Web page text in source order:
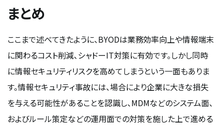
まとめ
ここまで述べてきたように、BYODは業務効率向上や情報端末
に関わるコスト削減、シャドーIT対策に有効です。しかし同時
に情報セキュリティリスクを高めてしまうという一面もありま
す。情報セキュリティ事故には、場合により企業に大きな損失
を与える可能性があることを認識し、MDMなどのシステム面、
およびルール策定などの運用面での対策を施した上で進める